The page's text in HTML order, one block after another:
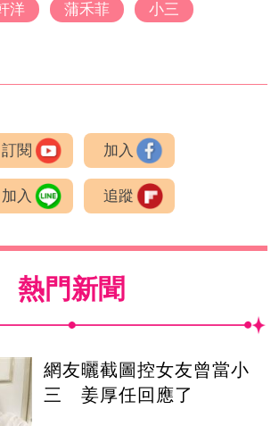
洋 蒲禾菲 小三
訂閱 加入
加入 追蹤
熱門新聞
網友曬截圖控女友曾當小
三 姜厚任回應了